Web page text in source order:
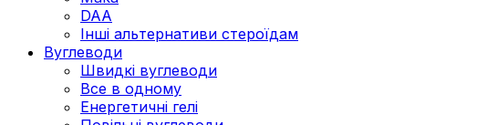
DAA
Інші альтернативи стероїдам
Вуглеводи
Швидкі вуглеводи
Все в одному
Енергетичні гелі